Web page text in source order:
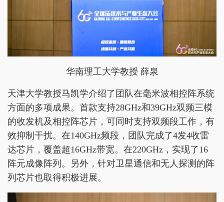
华南理工大学教授 薛泉
天津大学教授马凯学介绍了团队在毫米波相控阵系统
方面的多项成果。首款支持28GHz和39GHz双频三模
的收发机及相控阵芯片，可同时支持双频段工作，有
效抑制干扰。在140GHz频段，团队完成了4发4收雷
达芯片，覆盖超16GHz带宽。在220GHz，实现了16
阵元成像阵列。另外，针对卫星通信和无人探测的阵
列芯片也取得积极进展。